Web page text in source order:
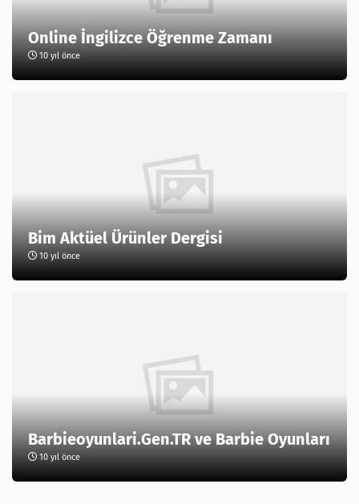
Online İngilizce Öğrenme Zamanı
10 yıl önce
Bim Aktüel Ürünler Dergisi
10 yıl önce
Barbieoyunlari.Gen.TR ve Barbie Oyunları
10 yıl önce